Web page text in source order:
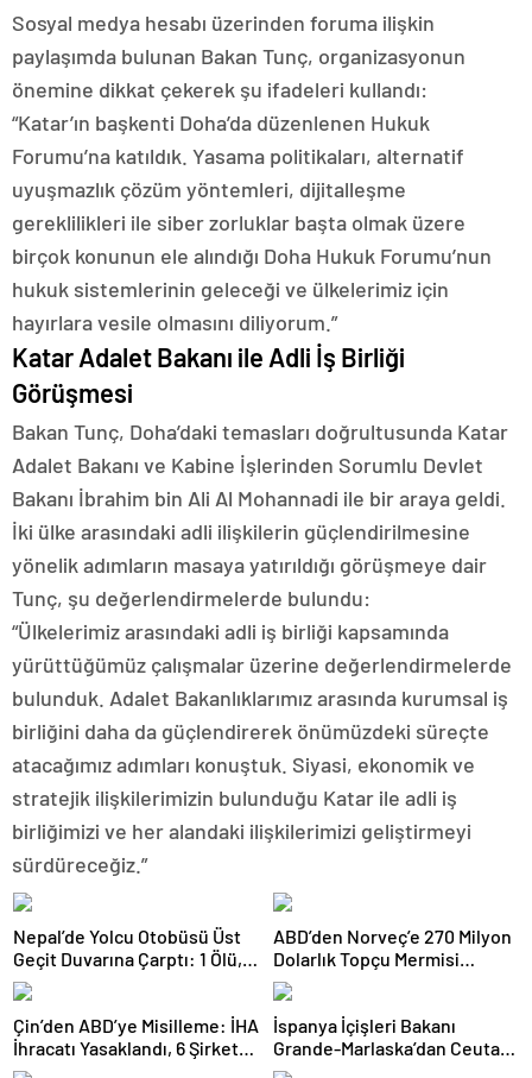
Sosyal medya hesabı üzerinden foruma ilişkin
paylaşımda bulunan Bakan Tunç, organizasyonun
önemine dikkat çekerek şu ifadeleri kullandı:
“Katar’ın başkenti Doha’da düzenlenen Hukuk
Forumu’na katıldık. Yasama politikaları, alternatif
uyuşmazlık çözüm yöntemleri, dijitalleşme
gereklilikleri ile siber zorluklar başta olmak üzere
birçok konunun ele alındığı Doha Hukuk Forumu’nun
hukuk sistemlerinin geleceği ve ülkelerimiz için
hayırlara vesile olmasını diliyorum.”
Katar Adalet Bakanı ile Adli İş Birliği
Görüşmesi
Bakan Tunç, Doha’daki temasları doğrultusunda Katar
Adalet Bakanı ve Kabine İşlerinden Sorumlu Devlet
Bakanı İbrahim bin Ali Al Mohannadi ile bir araya geldi.
İki ülke arasındaki adli ilişkilerin güçlendirilmesine
yönelik adımların masaya yatırıldığı görüşmeye dair
Tunç, şu değerlendirmelerde bulundu:
“Ülkelerimiz arasındaki adli iş birliği kapsamında
yürüttüğümüz çalışmalar üzerine değerlendirmelerde
bulunduk. Adalet Bakanlıklarımız arasında kurumsal iş
birliğini daha da güçlendirerek önümüzdeki süreçte
atacağımız adımları konuştuk. Siyasi, ekonomik ve
stratejik ilişkilerimizin bulunduğu Katar ile adli iş
birliğimizi ve her alandaki ilişkilerimizi geliştirmeyi
sürdüreceğiz.”
Nepal’de Yolcu Otobüsü Üst
Geçit Duvarına Çarptı: 1 Ölü,
19 Yaralı
ABD’den Norveç’e 270 Milyon
Dolarlık Topçu Mermisi
Satışına Onay
Çin’den ABD’ye Misilleme: İHA
İhracatı Yasaklandı, 6 Şirket
Yaptırım Listesinde
İspanya İçişleri Bakanı
Grande-Marlaska’dan Ceuta
Açıklaması